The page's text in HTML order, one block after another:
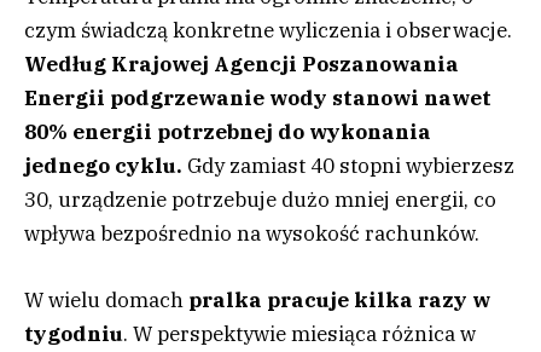
czym świadczą konkretne wyliczenia i obserwacje.
Według Krajowej Agencji Poszanowania
Energii podgrzewanie wody stanowi nawet
80% energii potrzebnej do wykonania
jednego cyklu. Gdy zamiast 40 stopni wybierzesz
30, urządzenie potrzebuje dużo mniej energii, co
wpływa bezpośrednio na wysokość rachunków.
W wielu domach pralka pracuje kilka razy w
tygodniu. W perspektywie miesiąca różnica w